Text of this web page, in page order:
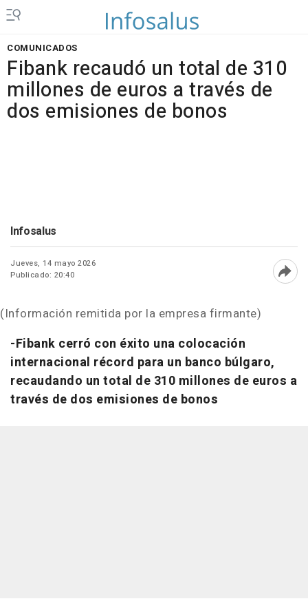
COMUNICADOS
Fibank recaudó un total de 310
millones de euros a través de
dos emisiones de bonos
Infosalus
Jueves, 14 mayo 2026
Publicado: 20:40
(Información remitida por la empresa firmante)
-Fibank cerró con éxito una colocación
internacional récord para un banco búlgaro,
recaudando un total de 310 millones de euros a
través de dos emisiones de bonos